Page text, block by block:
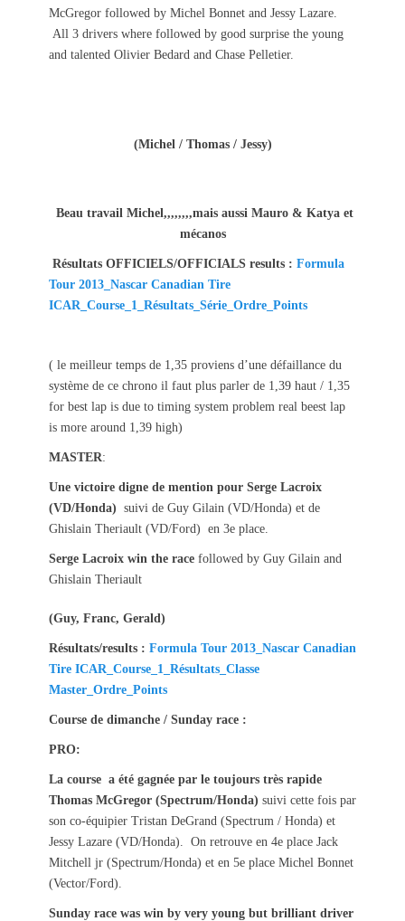
McGregor followed by Michel Bonnet and Jessy Lazare.
All 3 drivers where followed by good surprise the young
and talented Olivier Bedard and Chase Pelletier.
(Michel / Thomas / Jessy)
Beau travail Michel,,,,,,,,mais aussi Mauro & Katya et
mécanos
Résultats OFFICIELS/OFFICIALS results : Formula
Tour 2013_Nascar Canadian Tire
ICAR_Course_1_Résultats_Série_Ordre_Points
( le meilleur temps de 1,35 proviens d’une défaillance du
système de ce chrono il faut plus parler de 1,39 haut / 1,35
for best lap is due to timing system problem real beest lap
is more around 1,39 high)
MASTER:
Une victoire digne de mention pour Serge Lacroix
(VD/Honda) suivi de Guy Gilain (VD/Honda) et de
Ghislain Theriault (VD/Ford) en 3e place.
Serge Lacroix win the race followed by Guy Gilain and
Ghislain Theriault
(Guy, Franc, Gerald)
Résultats/results : Formula Tour 2013_Nascar Canadian
Tire ICAR_Course_1_Résultats_Classe
Master_Ordre_Points
Course de dimanche / Sunday race :
PRO:
La course a été gagnée par le toujours très rapide
Thomas McGregor (Spectrum/Honda) suivi cette fois par
son co-équipier Tristan DeGrand (Spectrum / Honda) et
Jessy Lazare (VD/Honda). On retrouve en 4e place Jack
Mitchell jr (Spectrum/Honda) et en 5e place Michel Bonnet
(Vector/Ford).
Sunday race was win by very young but brilliant driver